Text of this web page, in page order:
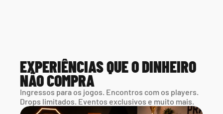
EXPERIÊNCIAS QUE O DINHEIRO
NÃO COMPRA
Ingressos para os jogos. Encontros com os players.
Drops limitados. Eventos exclusivos e muito mais.